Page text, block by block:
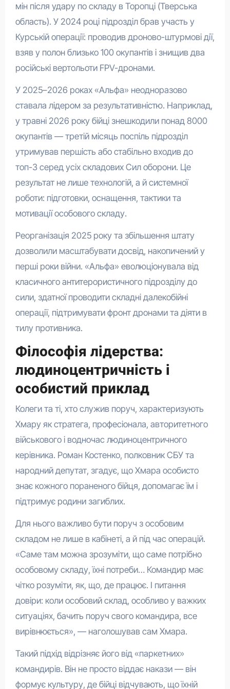
мін після удару по складу в Торопці (Тверська
область). У 2024 році підрозділ брав участь у
Курській операції: проводив дроново-штурмові дії,
взяв у полон близько 100 окупантів і знищив два
російські вертольоти FPV-дронами.
У 2025–2026 роках «Альфа» неодноразово
ставала лідером за результативністю. Наприклад,
у травні 2026 року бійці знешкодили понад 8000
окупантів — третій місяць поспіль підрозділ
утримував першість або стабільно входив до
топ-3 серед усіх складових Сил оборони. Це
результат не лише технологій, а й системної
роботи: підготовки, оснащення, тактики та
мотивації особового складу.
Реорганізація 2025 року та збільшення штату
дозволили масштабувати досвід, накопичений у
перші роки війни. «Альфа» еволюціонувала від
класичного антитерористичного підрозділу до
сили, здатної проводити складні далекобійні
операції, підтримувати фронт дронами та діяти в
тилу противника.
Філософія лідерства:
людиноцентричність і
особистий приклад
Колеги та ті, хто служив поруч, характеризують
Хмару як стратега, професіонала, авторитетного
військового і водночас людиноцентричного
керівника. Роман Костенко, полковник СБУ та
народний депутат, згадує, що Хмара особисто
знає кожного пораненого бійця, допомагає їм і
підтримує родини загиблих.
Для нього важливо бути поруч з особовим
складом не лише в кабінеті, а й під час операцій.
«Саме там можна зрозуміти, що саме потрібно
особовому складу, їхні потреби… Командир має
чітко розуміти, як, що, де працює. І питання
довіри: коли особовий склад, особливо у важких
ситуаціях, бачить поруч свого командира, все
вирівнюється», — наголошував сам Хмара.
Такий підхід відрізняє його від «паркетних»
командирів. Він не просто віддає накази — він
формує культуру, де бійці відчувають, що їхній